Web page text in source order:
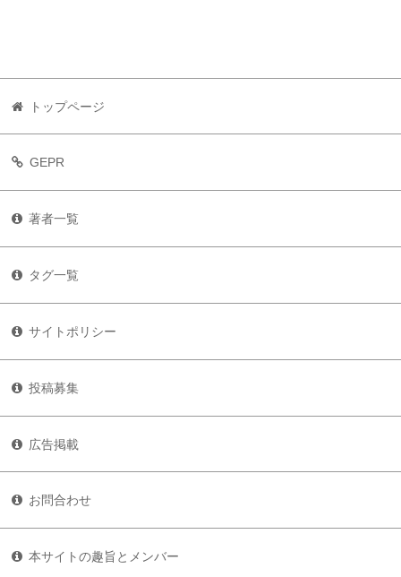
トップページ
GEPR
著者一覧
タグ一覧
サイトポリシー
投稿募集
広告掲載
お問合わせ
本サイトの趣旨とメンバー